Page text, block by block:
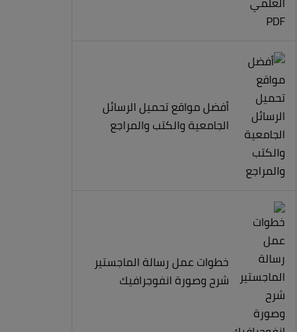
أفضل مواقع تحميل الرسائل
الجامعية والكتب والمراجع
خطوات عمل رسالة الماجستير
شرح وصورة انفوجرافيك